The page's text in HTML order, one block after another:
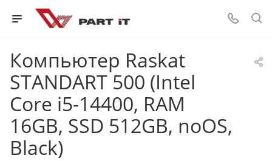
Компьютер Raskat
STANDART 500 (Intel
Core i5-14400, RAM
16GB, SSD 512GB, noOS,
Black)